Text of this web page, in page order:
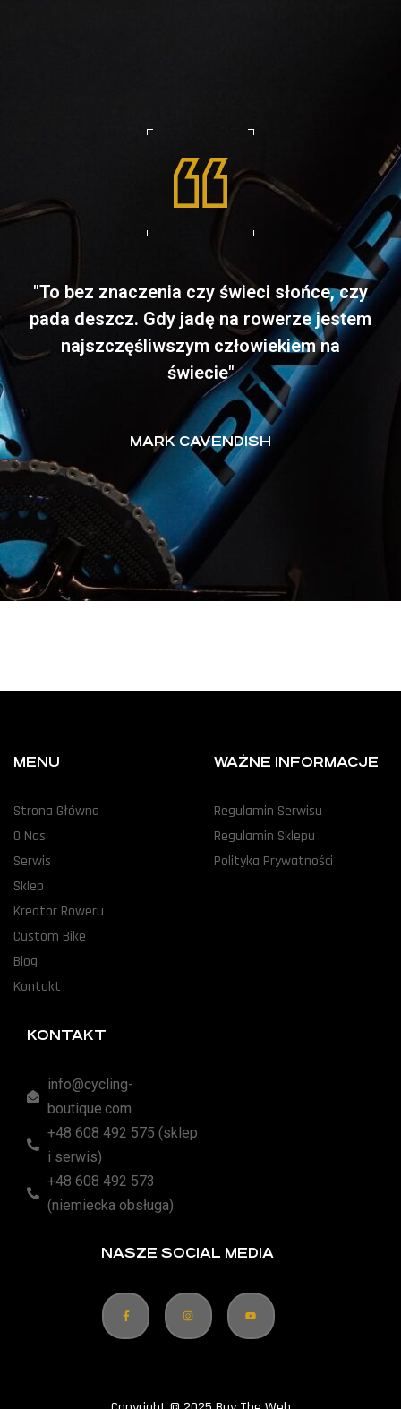
"To bez znaczenia czy świeci słońce, czy
pada deszcz. Gdy jadę na rowerze jestem
najszczęśliwszym człowiekiem na
świecie"
MARK CAVENDISH
MENU
Strona Główna
O Nas
Serwis
Sklep
Kreator Roweru
Custom Bike
Blog
Kontakt
WAŻNE INFORMACJE
Regulamin Serwisu
Regulamin Sklepu
Polityka Prywatności
KONTAKT
info@cycling-
boutique.com
+48 608 492 575 (sklep
i serwis)
+48 608 492 573
(niemiecka obsługa)
NASZE SOCIAL MEDIA